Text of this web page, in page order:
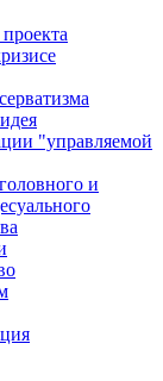
"управляемой
и